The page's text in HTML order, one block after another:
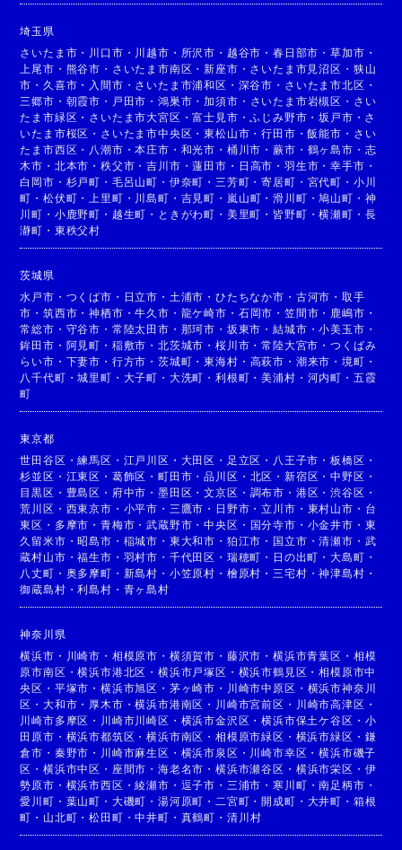
埼玉県
さいたま市 ・ 川口市 ・ 川越市 ・ 所沢市 ・ 越谷市 ・春日部市 ・草加市 ・
上尾市 ・ 熊谷市 ・ さいたま市南区 ・新座市 ・ さいたま市見沼区 ・ 狭山
市 ・ 久喜市 ・ 入間市 ・ さいたま市浦和区 ・ 深谷市 ・ さいたま市北区 ・
三郷市 ・ 朝霞市 ・ 戸田市 ・鴻巣市 ・加須市 ・ さいたま市岩槻区 ・ さい
たま市緑区 ・ さいたま市大宮区 ・富士見市 ・ふじみ野市 ・坂戸市 ・ さ
いたま市桜区 ・ さいたま市中央区 ・東松山市 ・行田市 ・飯能市 ・ さい
たま市西区 ・ 八潮市 ・本庄市 ・ 和光市 ・ 桶川市 ・蕨市 ・ 鶴ヶ島市 ・ 志
木市 ・ 北本市 ・秩父市 ・吉川市 ・蓮田市 ・ 日高市 ・ 羽生市 ・幸手市 ・
白岡市 ・ 杉戸町 ・ 毛呂山町 ・ 伊奈町 ・ 三芳町 ・寄居町 ・ 宮代町 ・ 小川
町 ・松伏町 ・ 上里町 ・ 川島町 ・ 吉見町 ・ 嵐山町 ・滑川町 ・鳩山町 ・ 神
川町 ・ 小鹿野町 ・ 越生町 ・ ときがわ町 ・ 美里町 ・ 皆野町 ・横瀬町 ・ 長
瀞町 ・ 東秩父村
茨城県
水戸市 ・ つくば市 ・ 日立市 ・ 土浦市 ・ひたちなか市 ・ 古河市 ・ 取手
市 ・筑西市 ・神栖市 ・牛久市 ・ 龍ケ崎市 ・ 石岡市 ・ 笠間市 ・ 鹿嶋市 ・
常総市 ・ 守谷市 ・ 常陸太田市 ・ 那珂市 ・ 坂東市 ・結城市 ・小美玉市 ・
鉾田市 ・ 阿見町 ・ 稲敷市 ・北茨城市 ・桜川市 ・常陸大宮市 ・つくばみ
らい市 ・ 下妻市 ・ 行方市 ・茨城町 ・東海村 ・ 高萩市 ・ 潮来市 ・ 境町 ・
八千代町 ・城里町 ・ 大子町 ・ 大洗町 ・利根町 ・美浦村 ・ 河内町 ・ 五霞
町
東京都
世田谷区 ・練馬区 ・ 江戸川区 ・ 大田区 ・ 足立区 ・ 八王子市 ・板橋区 ・
杉並区 ・ 江東区 ・ 葛飾区 ・町田市 ・品川区 ・ 北区 ・ 新宿区 ・中野区 ・
目黒区 ・ 豊島区 ・ 府中市 ・墨田区 ・文京区 ・ 調布市 ・ 港区 ・渋谷区 ・
荒川区 ・ 西東京市 ・ 小平市 ・ 三鷹市 ・ 日野市 ・立川市 ・ 東村山市 ・ 台
東区 ・ 多摩市 ・青梅市 ・武蔵野市 ・中央区 ・ 国分寺市 ・ 小金井市 ・ 東
久留米市 ・昭島市 ・ 稲城市 ・ 東大和市 ・ 狛江市 ・ 国立市 ・清瀬市 ・ 武
蔵村山市 ・福生市 ・ 羽村市 ・ 千代田区 ・ 瑞穂町 ・ 日の出町 ・大島町 ・
八丈町 ・ 奥多摩町 ・ 新島村 ・ 小笠原村 ・ 檜原村 ・ 三宅村 ・神津島村 ・
御蔵島村 ・利島村 ・ 青ヶ島村
神奈川県
横浜市 ・ 川崎市 ・ 相模原市 ・ 横須賀市 ・ 藤沢市 ・横浜市青葉区 ・ 相模
原市南区 ・横浜市港北区 ・横浜市戸塚区 ・ 横浜市鶴見区 ・相模原市中
央区 ・ 平塚市 ・横浜市旭区 ・ 茅ヶ崎市 ・ 川崎市中原区 ・ 横浜市神奈川
区 ・大和市 ・ 厚木市 ・横浜市港南区 ・ 川崎市宮前区 ・ 川崎市高津区 ・
川崎市多摩区 ・ 川崎市川崎区 ・ 横浜市金沢区 ・横浜市保土ケ谷区 ・ 小
田原市 ・ 横浜市都筑区 ・横浜市南区 ・相模原市緑区 ・ 横浜市緑区 ・ 鎌
倉市 ・ 秦野市 ・ 川崎市麻生区 ・ 横浜市泉区 ・ 川崎市幸区 ・横浜市磯子
区 ・横浜市中区 ・ 座間市 ・海老名市 ・横浜市瀬谷区 ・ 横浜市栄区 ・ 伊
勢原市 ・ 横浜市西区 ・綾瀬市 ・ 逗子市 ・ 三浦市 ・寒川町 ・南足柄市 ・
愛川町 ・ 葉山町 ・ 大磯町 ・湯河原町 ・ 二宮町 ・開成町 ・ 大井町 ・ 箱根
町 ・ 山北町 ・松田町 ・中井町 ・ 真鶴町 ・ 清川村